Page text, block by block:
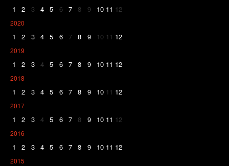
1 2 3 4 5 6 7 8 9 10 11 12
2020
1 2 3 4 5 6 7 8 9 10 11 12
2019
1 2 3 4 5 6 7 8 9 10 11 12
2018
1 2 3 4 5 6 7 8 9 10 11 12
2017
1 2 3 4 5 6 7 8 9 10 11 12
2016
1 2 3 4 5 6 7 8 9 10 11 12
2015